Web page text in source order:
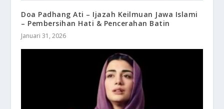
Doa Padhang Ati – Ijazah Keilmuan Jawa Islami
– Pembersihan Hati & Pencerahan Batin
Januari 31, 2026